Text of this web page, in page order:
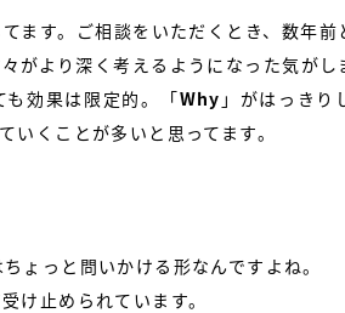
ます。ご相談をいただくとき、数年前
がより深く考えるようになった気がし
効果は限定的。「Why 」がはっきり
くことが多いと思ってます。
ちょっと問いかける形なんですよね。
け止められています。